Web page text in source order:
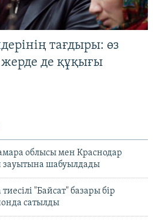
тағдыры: өз
жерде де құқығы
облысы мен Краснодар
шабуылдады
"Байсат" базары бір
сатылды